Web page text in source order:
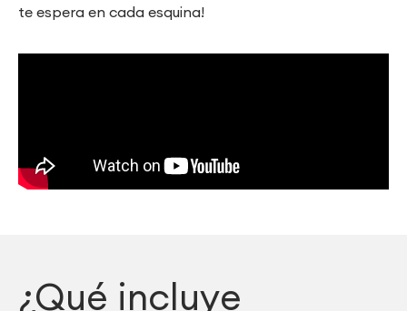
te espera en cada esquina!
¿Qué incluye